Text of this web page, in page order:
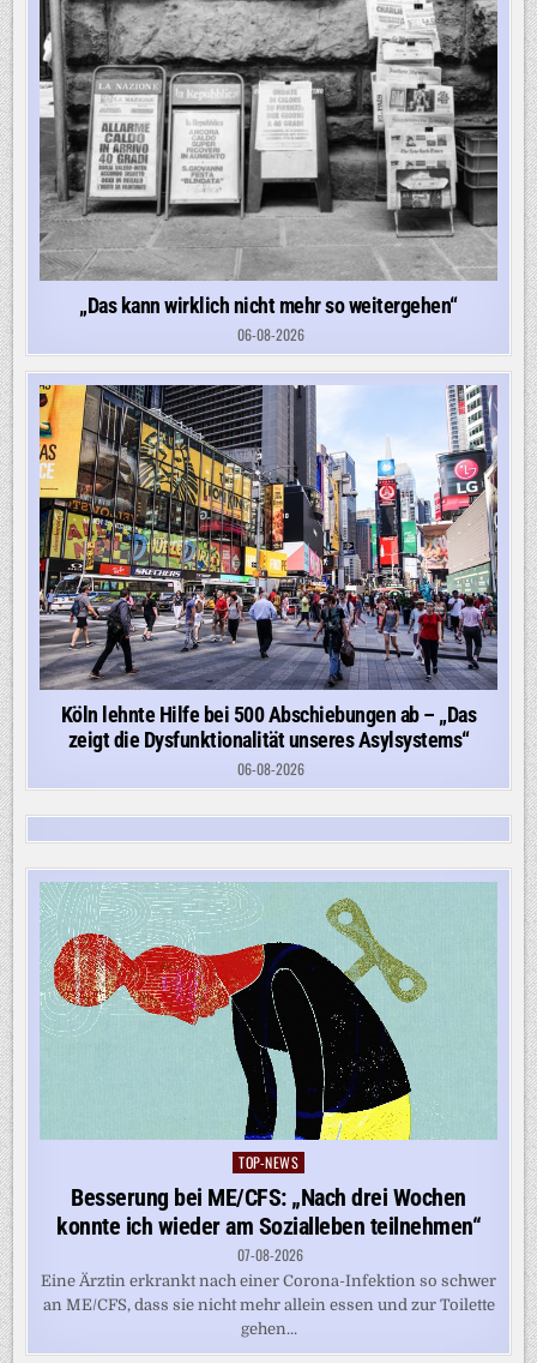
„Das kann wirklich nicht mehr so weitergehen“
06-08-2026
Köln lehnte Hilfe bei 500 Abschiebungen ab – „Das
zeigt die Dysfunktionalität unseres Asylsystems“
06-08-2026
Posted
in
TOP-NEWS
Besserung bei ME/CFS: „Nach drei Wochen
konnte ich wieder am Sozialleben teilnehmen“
07-08-2026
Eine Ärztin erkrankt nach einer Corona-Infektion so schwer
an ME/CFS, dass sie nicht mehr allein essen und zur Toilette
gehen...